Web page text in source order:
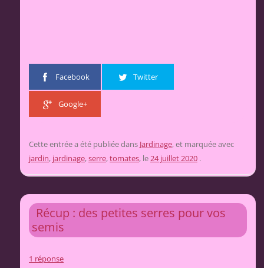
Facebook Twitter
Google+
Cette entrée a été publiée dans Jardinage, et marquée avec
jardin, jardinage,serre,tomates, le24 juillet 2020 .
Récup : des petites serres pour vos
semis
1 réponse